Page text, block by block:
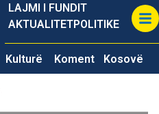
LAJMI I FUNDIT
AKTUALITETPOLITIKE
Kulturë Koment Kosovë